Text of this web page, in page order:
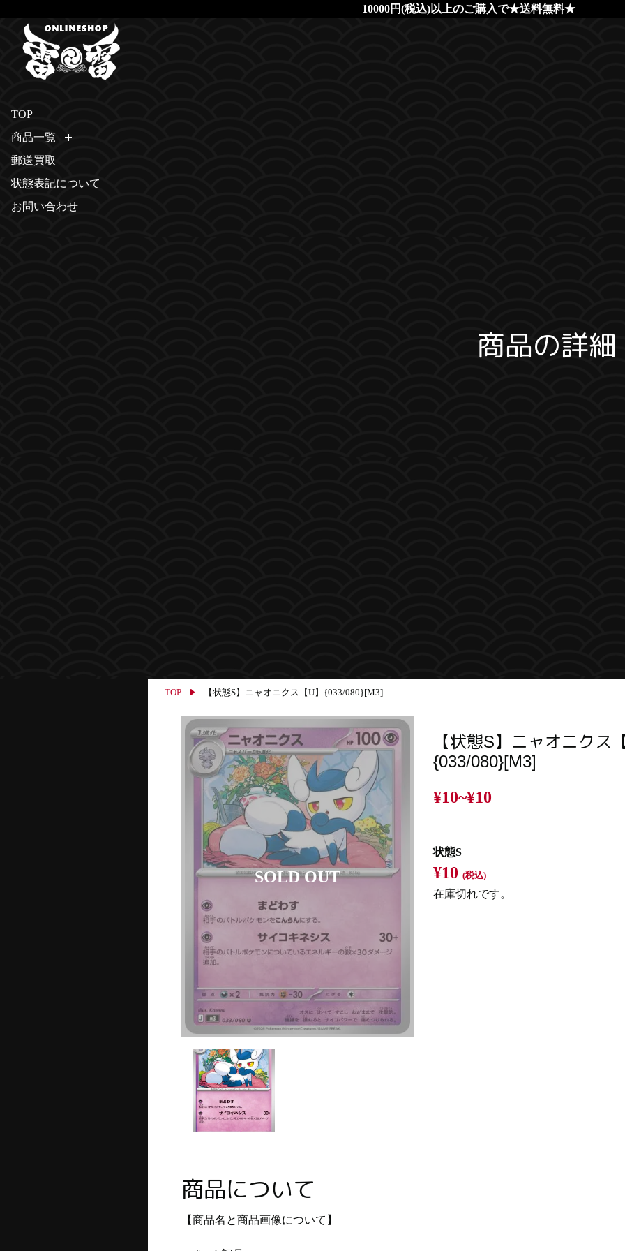
10000円(税込)以上のご購入で★送料無料★
商品の詳細
TOP 【状態S】ニャオニクス【U】{033/080}[M3]
【状態S】ニャオニクス
{033/080}[M3]
¥10~¥10
状態S
¥10(税込)
在庫切れです。
商品について
【商品名と商品画像について】
TOP
商品一覧
郵送買取
状態表記について
お問い合わせ